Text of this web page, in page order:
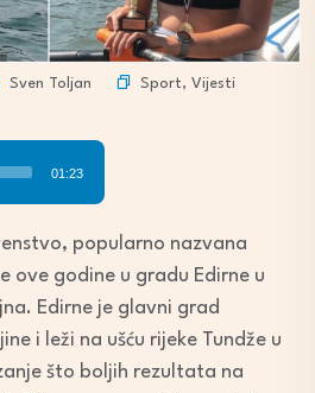
Sven Toljan Sport, Vijesti
01:23
popularno nazvana
ove godine u gradu Edirne u
Edirne je glavni grad
i leži na ušću rijeke Tundže u
što boljih rezultata na